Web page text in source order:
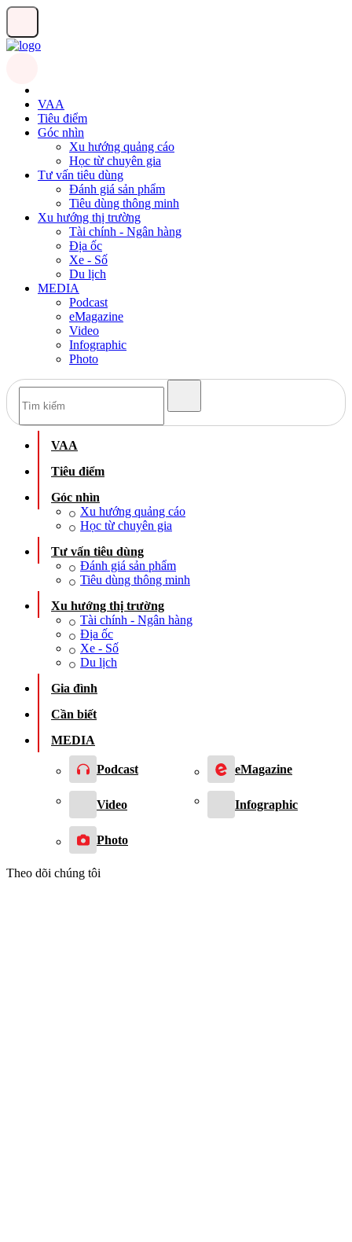
VAA
Tiêu điểm
Góc nhìn
Xu hướng quảng cáo
Học từ chuyên gia
Tư vấn tiêu dùng
Đánh giá sản phẩm
Tiêu dùng thông minh
Xu hướng thị trường
Tài chính - Ngân hàng
Địa ốc
Xe - Số
Du lịch
MEDIA
Podcast
eMagazine
Video
Infographic
Photo
VAA
Tiêu điểm
Góc nhìn
Xu hướng quảng cáo
Học từ chuyên gia
Tư vấn tiêu dùng
Đánh giá sản phẩm
Tiêu dùng thông minh
Xu hướng thị trường
Tài chính - Ngân hàng
Địa ốc
Xe - Số
Du lịch
Gia đình
Cần biết
MEDIA
Podcast eMagazine
Video Infographic
Photo
Theo dõi chúng tôi